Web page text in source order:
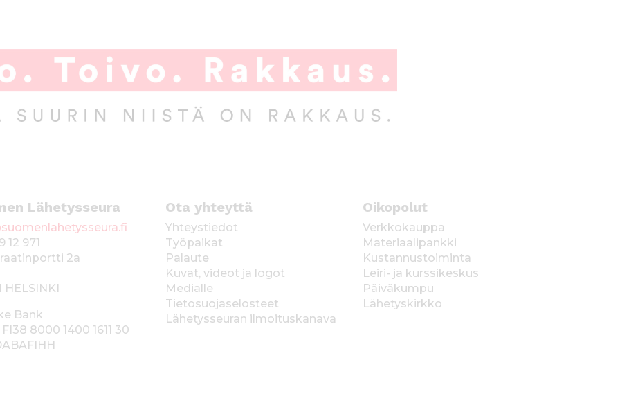
Lähetysseura
12 971
2a
HELSINKI
Bank
FI38 8000 1400 1611 30
Ota yhteyttä
Yhteystiedot
Työpaikat
Palaute
Kuvat, videot ja logot
Medialle
Tietosuojaselosteet
Lähetysseuran ilmoituskanava
Oikopolut
Verkkokauppa
Materiaalipankki
Kustannustoiminta
Leiri- ja kurssikeskus
Päiväkumpu
Lähetyskirkko